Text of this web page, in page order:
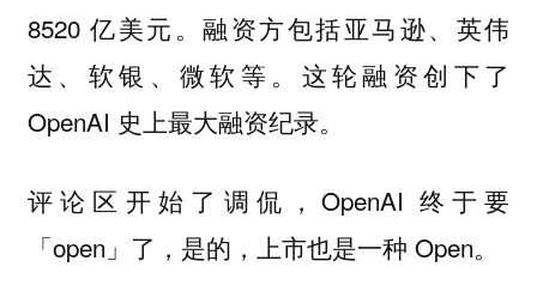
8520 亿美元。融资方包括亚马逊、英伟
达、软银、微软等。这轮融资创下了
OpenAI 史上最大融资纪录。
评论区开始了调侃，OpenAI 终于要
「open」了，是的，上市也是一种 Open。